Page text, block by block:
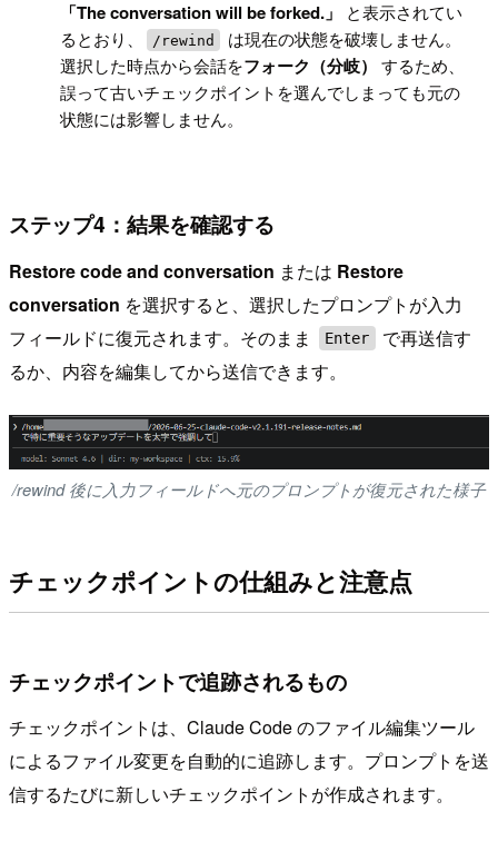
「The conversation will be forked.」
と表示されてい
るとおり、
/rewind
は現在の状態を破壊しません。
選択した時点から会話をフォーク（分岐）
するため、
誤って古いチェックポイントを選んでしまっても元の
状態には影響しません。
ステップ4：結果を確認する
Restore code and conversation または Restore
conversation を選択すると、選択したプロンプトが入力
フィールドに復元されます。そのまま
Enter
で再送信す
るか、内容を編集してから送信できます。
/rewind 後に入力フィールドへ元のプロンプトが復元された様子
チェックポイントの仕組みと注意点
チェックポイントで追跡されるもの
チェックポイントは、Claude Code のファイル編集ツール
によるファイル変更を自動的に追跡します。プロンプトを送
信するたびに新しいチェックポイントが作成されます。